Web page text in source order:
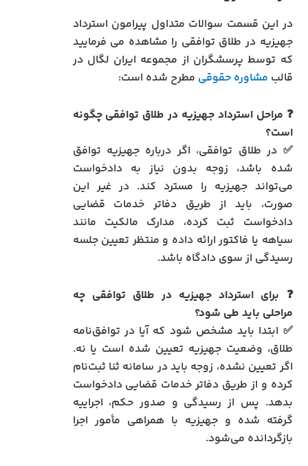
در این قسمت سوالات متداول پیرامون استرداد
جهیزیه در طلاق توافقی را مشاهده می فرمایید
که توسط پرسشگران از مجموعه ایران لگال در
قالب مشاوره حقوقی مطرح شده است:
❓ مراحل استرداد جهیزیه در طلاق توافقی چگونه
است؟
✅ در طلاق توافقی، اگر درباره جهیزیه توافق
شده باشد، زوجه بدون نیاز به دادخواست
می‌تواند جهیزیه را مسترد کند. در غیر این‌
صورت، باید از طریق دفاتر خدمات قضایی
دادخواست ثبت کرده، مدارک مالکیت مانند
سیاهه یا فاکتور ارائه داده و منتظر تعیین جلسه
رسیدگی از سوی دادگاه باشد.
❓ برای استرداد جهیزیه در طلاق توافقی چه
مراحلی باید طی شود؟
✅ ابتدا باید مشخص شود که آیا در توافق‌نامه
طلاق، وضعیت جهیزیه تعیین شده است یا نه.
اگر تعیین نشده، زوجه باید در سامانه ثنا ثبت‌نام
کرده و از طریق دفاتر خدمات قضایی دادخواست
بدهد. پس از رسیدگی و صدور حکم، اجراییه
گرفته شده و جهیزیه با همراهی مأمور اجرا
بازگردانده می‌شود.